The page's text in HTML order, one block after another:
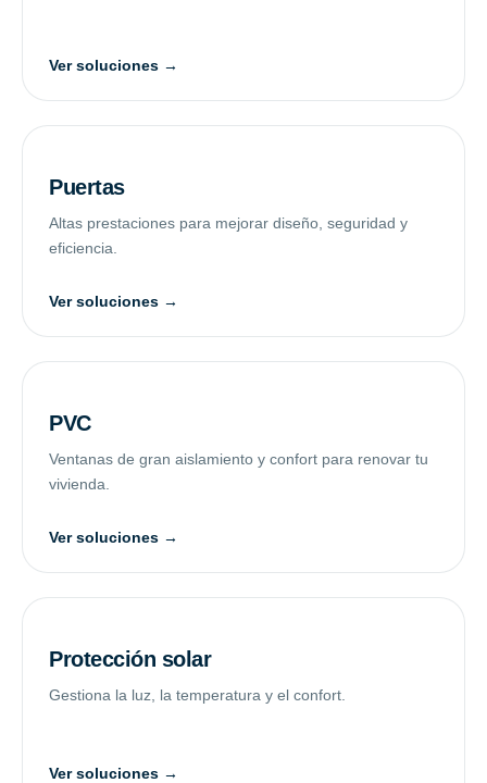
Ver soluciones →
Puertas
Altas prestaciones para mejorar diseño, seguridad y
eficiencia.
Ver soluciones →
PVC
Ventanas de gran aislamiento y confort para renovar tu
vivienda.
Ver soluciones →
Protección solar
Gestiona la luz, la temperatura y el confort.
Ver soluciones →